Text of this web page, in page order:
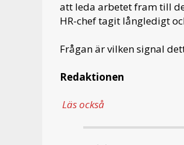
att leda arbetet fram till
HR-chef tagit långledigt
Frågan är vilken signal
Redaktionen
Läs också